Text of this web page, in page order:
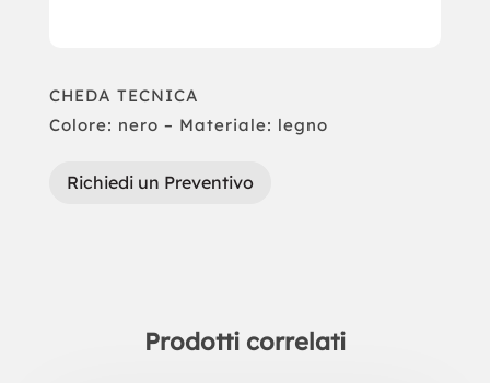
CHEDA TECNICA
Colore: nero – Materiale: legno
Richiedi un Preventivo
Prodotti correlati